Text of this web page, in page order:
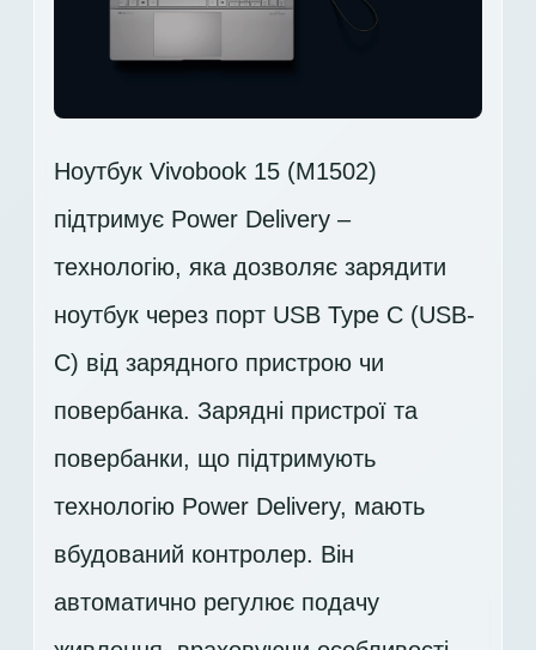
Ноутбук Vivobook 15 (M1502)
підтримує Power Delivery –
технологію, яка дозволяє зарядити
ноутбук через порт USB Type C (USB-
C) від зарядного пристрою чи
повербанка. Зарядні пристрої та
повербанки, що підтримують
технологію Power Delivery, мають
вбудований контролер. Він
автоматично регулює подачу